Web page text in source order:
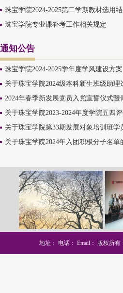
珠宝学院2024-2025第二学期教材选用
珠宝学院专业课补考工作相关规定
通知公告
珠宝学院2024-2025学年度学风建设方案
关于珠宝学院2024级本科新生班级助理
2024年春季新发展党员入党宣誓仪式暨
关于珠宝学院2023-2024年度学院五四
关于珠宝学院第33期发展对象培训班学
关于珠宝学院2024年入团积极分子名单
地址： 电话： Email： 版权所有